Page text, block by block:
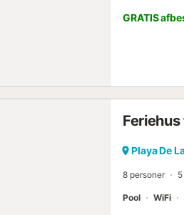
GRATIS
Playa De
8 personer
Pool WiFi